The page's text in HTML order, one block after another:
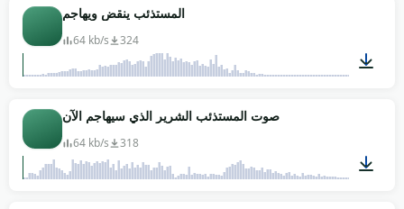
المستذئب ينقض ويهاجم
64 kb/s 324
صوت المستذئب الشرير الذي سيهاجم الآن
64 kb/s 318